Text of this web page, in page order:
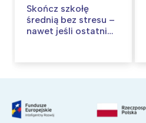
Skończ szkołę
średnią bez stresu –
nawet jeśli ostatni